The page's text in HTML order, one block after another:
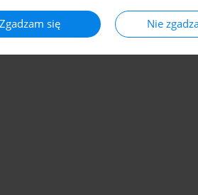
Zgadzam się Nie